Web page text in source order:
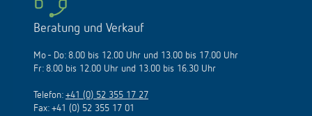
Beratung und Verkauf
Mo - Do: 8.00 bis 12.00 Uhr und 13.00 bis 17.00 Uhr
Fr: 8.00 bis 12.00 Uhr und 13.00 bis 16.30 Uhr
Telefon: +41 (0) 52 355 17 27
Fax: +41 (0) 52 355 17 01